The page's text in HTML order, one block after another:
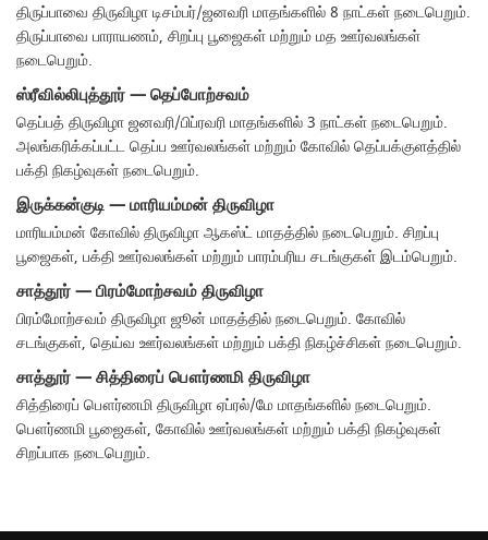
திருப்பாவை திருவிழா டிசம்பர்/ஜனவரி மாதங்களில் 8 நாட்கள் நடைபெறும்.
திருப்பாவை பாராயணம், சிறப்பு பூஜைகள் மற்றும் மத ஊர்வலங்கள்
நடைபெறும்.
ஸ்ரீவில்லிபுத்தூர் — தெப்போற்சவம்
தெப்பத் திருவிழா ஜனவரி/பிப்ரவரி மாதங்களில் 3 நாட்கள் நடைபெறும்.
அலங்கரிக்கப்பட்ட தெப்ப ஊர்வலங்கள் மற்றும் கோவில் தெப்பக்குளத்தில்
பக்தி நிகழ்வுகள் நடைபெறும்.
இருக்கன்குடி — மாரியம்மன் திருவிழா
மாரியம்மன் கோவில் திருவிழா ஆகஸ்ட் மாதத்தில் நடைபெறும். சிறப்பு
பூஜைகள், பக்தி ஊர்வலங்கள் மற்றும் பாரம்பரிய சடங்குகள் இடம்பெறும்.
சாத்தூர் — பிரம்மோற்சவம் திருவிழா
பிரம்மோற்சவம் திருவிழா ஜூன் மாதத்தில் நடைபெறும். கோவில்
சடங்குகள், தெய்வ ஊர்வலங்கள் மற்றும் பக்தி நிகழ்ச்சிகள் நடைபெறும்.
சாத்தூர் — சித்திரைப் பௌர்ணமி திருவிழா
சித்திரைப் பௌர்ணமி திருவிழா ஏப்ரல்/மே மாதங்களில் நடைபெறும்.
பௌர்ணமி பூஜைகள், கோவில் ஊர்வலங்கள் மற்றும் பக்தி நிகழ்வுகள்
சிறப்பாக நடைபெறும்.